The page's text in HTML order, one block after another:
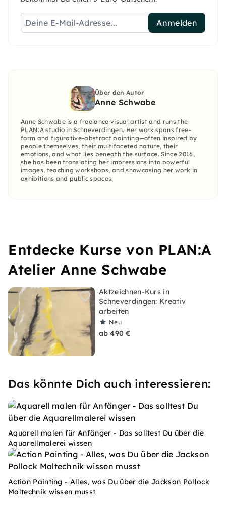
Anmelden
Über den Autor
Anne Schwabe
Anne Schwabe is a freelance visual artist and runs the
PLAN:A studio in Schneverdingen. Her work spans free-
form and figurative-abstract painting—often inspired by
people themselves, their multifaceted nature, their
emotions, and what lies beneath the surface. Since 2016,
she has been translating her impressions into powerful
images, teaching workshops, and showcasing her work in
exhibitions and public spaces.
Entdecke Kurse von PLAN:A
Atelier Anne Schwabe
Aktzeichnen-Kurs in
Schneverdingen: Kreativ
arbeiten
Neu
ab 490 €
Das könnte Dich auch interessieren:
Aquarell malen für Anfänger - Das solltest Du über die
Aquarellmalerei wissen
Action Painting - Alles, was Du über die Jackson Pollock
Maltechnik wissen musst